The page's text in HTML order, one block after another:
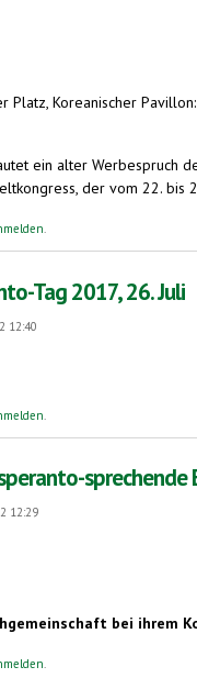
Platz, Koreanischer
ein alter Werbespruch
der vom 22. bis
nach Korea
Tag 2017, 26. Juli
12:40
26. Juli
12:29
bei ihrem
sprechende Europabürger
.